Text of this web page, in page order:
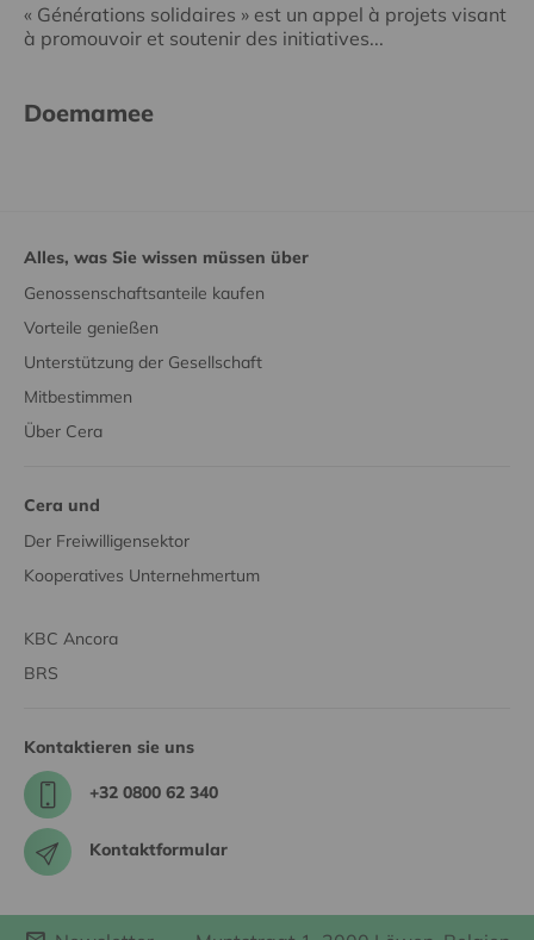
« Générations solidaires » est un appel à projets visant
à promouvoir et soutenir des initiatives...
Doemamee
Alles, was Sie wissen müssen über
Genossenschaftsanteile kaufen
Vorteile genießen
Unterstützung der Gesellschaft
Mitbestimmen
Über Cera
Cera und
Der Freiwilligensektor
Kooperatives Unternehmertum
KBC Ancora
BRS
Kontaktieren sie uns
+32 0800 62 340
Kontaktformular